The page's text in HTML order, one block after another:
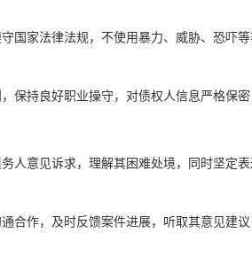
国家法律法规，不使用暴力、威胁、恐吓
保持良好职业操守，对债权人信息严格保
人意见诉求，理解其困难处境，同时坚定
合作，及时反馈案件进展，听取其意见建